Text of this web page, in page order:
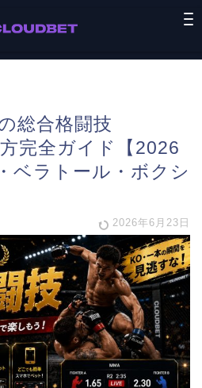
総合格闘技
完全ガイド【2026
ベラトール・ボクシ
2026年6月23日